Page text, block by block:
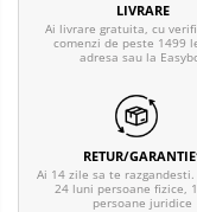
LIVRARE
Ai livrare gratuita, cu
comenzi de peste 1499
adresa sau la
RETUR/
Ai 14 zile sa te
24 luni persoane fizice,
persoane juridice